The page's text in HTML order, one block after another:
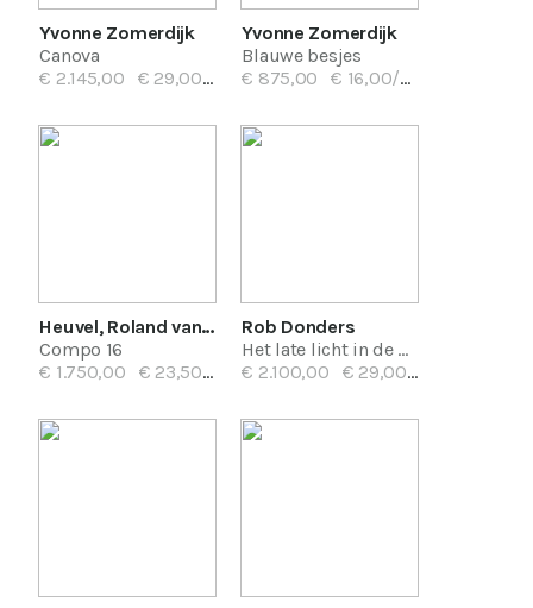
Yvonne Zomerdijk
Canova
€ 2.145,00
€ 29,00/mnd
Yvonne Zomerdijk
Blauwe besjes
€ 875,00
€ 16,00/mnd
Heuvel, Roland van den
Compo 16
€ 1.750,00
€ 23,50/mnd
Rob Donders
Het late licht in de kerf
€ 2.100,00
€ 29,00/mnd